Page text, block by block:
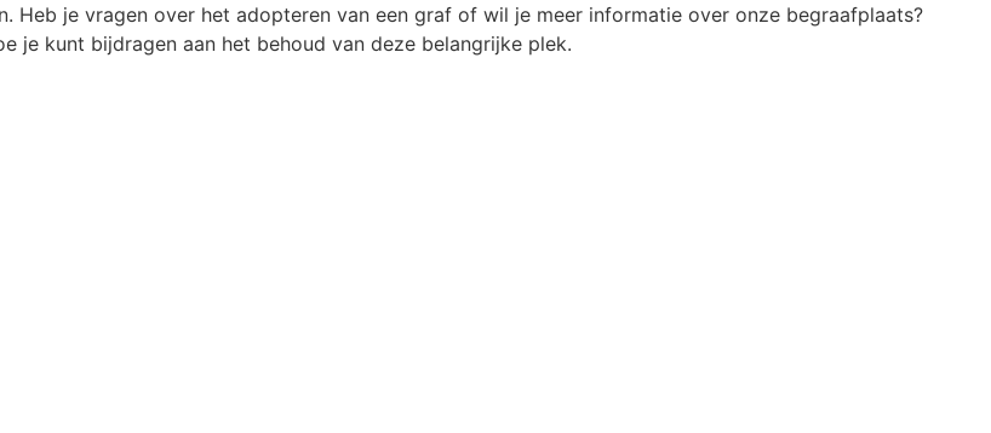
Heb je vragen over het adopteren van een graf of wil je meer informatie over onze begraafplaats?
je kunt bijdragen aan het behoud van deze belangrijke plek.